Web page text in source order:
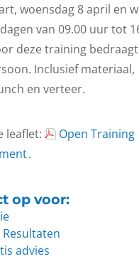
woensdag 8 april en
van 09.00 uur tot
deze training bedraagt
Inclusief materiaal,
en verteer.
leaflet:
Open Training
.
op voor:
Resultaten
advies